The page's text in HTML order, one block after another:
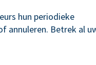
hun periodieke
annuleren. Betrek al